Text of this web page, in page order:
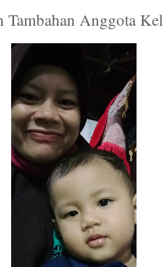
Tambahan Anggota